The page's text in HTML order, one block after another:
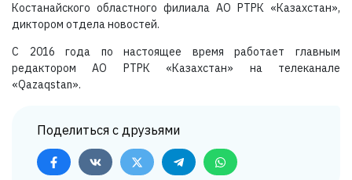
Костанайского областного филиала АО РТРК «Казахстан»,
диктором отдела новостей.
С 2016 года по настоящее время работает главным
редактором АО РТРК «Казахстан» на телеканале
«Qazaqstan».
Поделиться с друзьями